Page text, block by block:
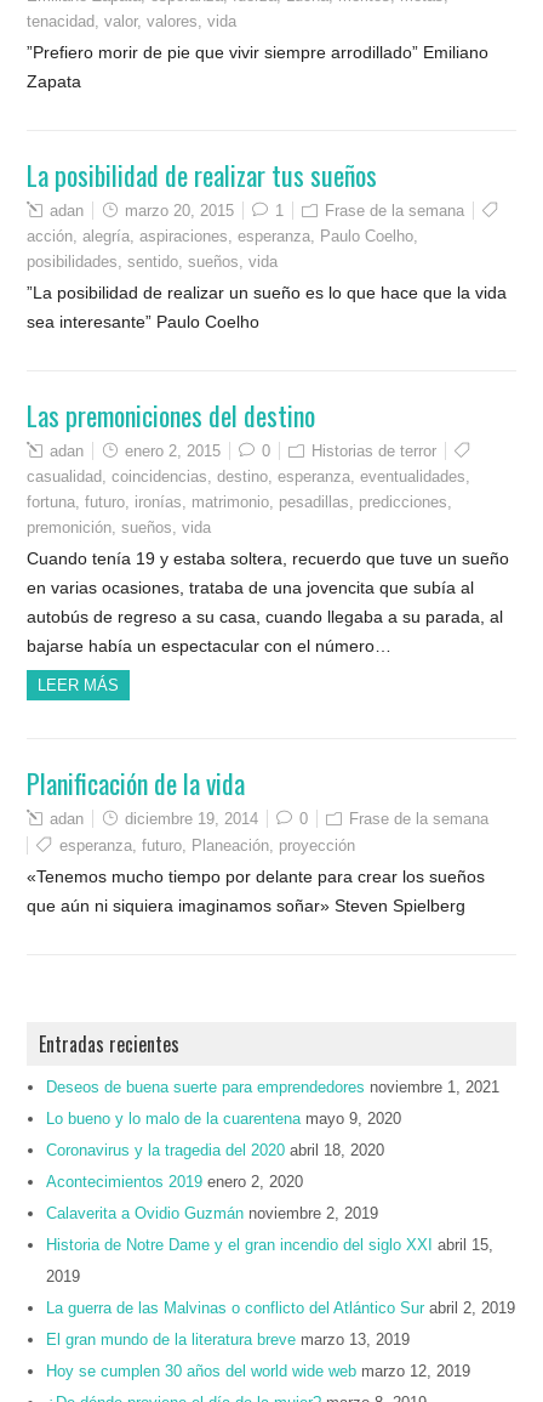
tenacidad
,valor,valores ,vida
”Prefiero morir de pie que vivir siempre arrodillado” Emiliano
Zapata
La posibilidad de realizar tus sueños
adan marzo 20, 2015 1
Frase de la semana
acción ,alegría ,aspiraciones ,esperanza Paulo Coelho
posibilidades ,sentido ,sueños ,vida
”La posibilidad de realizar un sueño es lo que hace que la vida
sea interesante” Paulo Coelho
Las premoniciones del destino
adan enero 2, 2015 0
Historias de terror
casualidad
,coincidencias ,destino ,esperanza ,eventualidades
fortuna ,futuro ironías matrimonio pesadillas predicciones
premonición ,sueños ,vida
Cuando tenía 19 y estaba soltera, recuerdo que tuve un sueño
en varias ocasiones, trataba de una jovencita que subía al
autobús de regreso a su casa, cuando llegaba a su parada, al
bajarse había un espectacular con el número…
LEER MÁS
Planificación de la vida
adan diciembre 19, 2014 0
Frase de la semana
esperanza ,futuro Planeación proyección
«Tenemos mucho tiempo por delante para crear los sueños
que aún ni siquiera imaginamos soñar» Steven Spielberg
Entradas recientes
Deseos de buena suerte para emprendedores noviembre 1, 2021
Lo bueno y lo malo de la cuarentena mayo 9, 2020
Coronavirus y la tragedia del 2020 abril 18, 2020
Acontecimientos 2019 enero 2, 2020
Calaverita a Ovidio Guzmán noviembre 2, 2019
Historia de Notre Dame y el gran incendio del siglo XXI
abril 15,
2019
La guerra de las Malvinas o conflicto del Atlántico Sur abril 2, 2019
El gran mundo de la literatura breve marzo 13, 2019
Hoy se cumplen 30 años del world wide web marzo 12, 2019